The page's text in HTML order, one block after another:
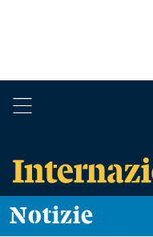
Notizie